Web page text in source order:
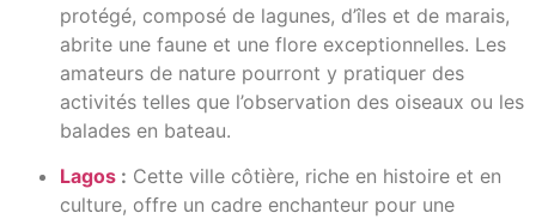
protégé, composé de lagunes, d’îles et de marais,
abrite une faune et une flore exceptionnelles. Les
amateurs de nature pourront y pratiquer des
activités telles que l’observation des oiseaux ou les
balades en bateau.
Lagos : Cette ville côtière, riche en histoire et en
culture, offre un cadre enchanteur pour une